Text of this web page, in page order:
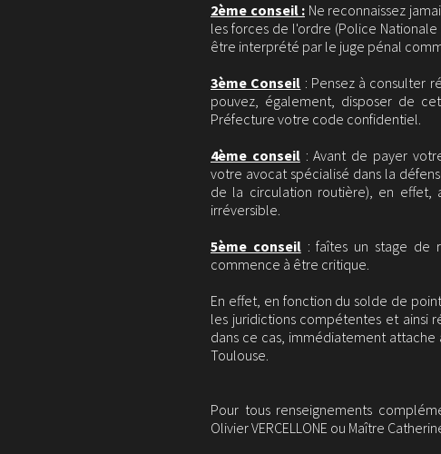
2ème conseil : Ne reconnaissez
les forces de l'ordre (Police
être interprété par le juge pénal
3ème Conseil : Pensez à consulter
pouvez, également, disposer de
Préfecture votre code confidentiel.
4ème conseil: Avant de payer
votre avocat spécialisé dans la
de la circulation routière), en
irréversible.
5ème conseil: faîtes un stage de
commence à être critique.
En effet, en fonction du solde de
les juridictions compétentes et ainsi
dans ce cas, immédiatement
Toulouse.
Pour tous renseignements
Olivier VERCELLONE ou Maître